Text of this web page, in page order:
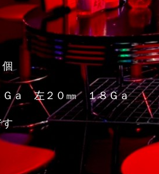
Ｇａ 左２０㎜ １８Ｇａ